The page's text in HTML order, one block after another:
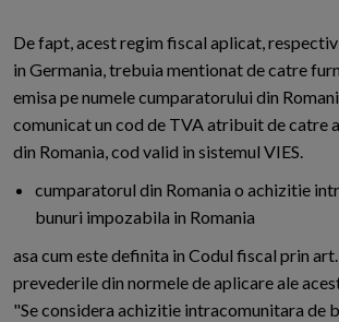
De fapt, acest regim fiscal aplicat,
in Germania, trebuia mentionat de catre
emisa pe numele cumparatorului din
comunicat un cod de TVA atribuit de catre
din Romania, cod valid in sistemul VIES.
cumparatorul din Romania o achizitie
bunuri impozabila in Romania
asa cum este definita in Codul fiscal prin
prevederile din normele de aplicare ale
"Se considera achizitie intracomunitara de